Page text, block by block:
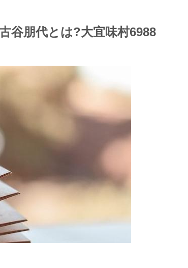
谷朋代とは?大宜味村6988